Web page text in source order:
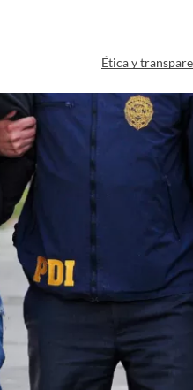
Ética y